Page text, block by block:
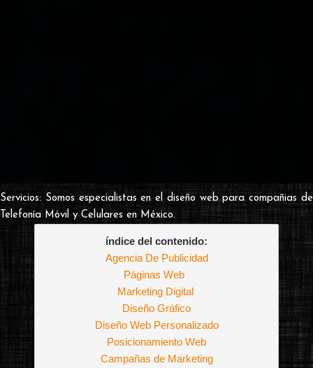
Servicios: Somos especialistas en el diseño web para compañias de
Telefonía Móvil y Celulares en México.
índice del contenido:
Agencia De Publicidad
Páginas Web
Marketing Digital
Diseño Gráfico
Diseño Web Personalizado
Posicionamiento Web
Campañas de Marketing